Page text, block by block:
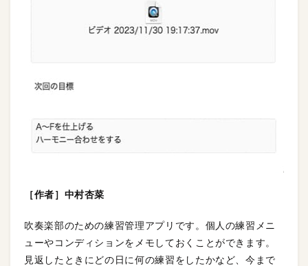
［作者］中村杏菜
吹奏楽部のための練習管理アプリです。個人の練習メニ
ューやコンディションをメモしておくことができます。
見返したときにどの日に何の練習をしたかなど、今まで